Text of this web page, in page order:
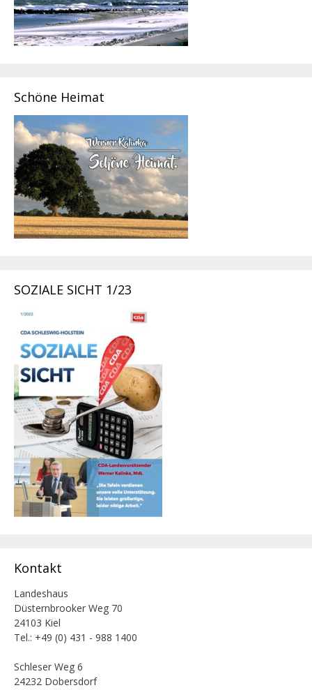
Schöne Heimat
SOZIALE SICHT 1/23
Kontakt
Landeshaus
Düsternbrooker Weg 70
24103 Kiel
Tel.: +49 (0) 431 - 988 1400
Schleser Weg 6
24232 Dobersdorf